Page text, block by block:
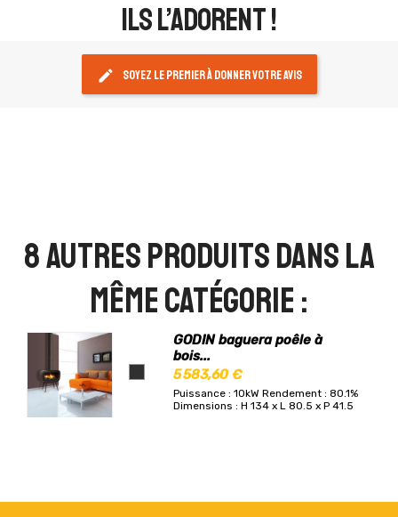
ils l’adorent !
edit Soyez le premier à donner votre avis
8 autres produits dans la
même catégorie :
GODIN baguera poêle à
bois...
5 583,60 €
Puissance : 10kW Rendement : 80.1%
Dimensions : H 134 x L 80.5 x P 41.5